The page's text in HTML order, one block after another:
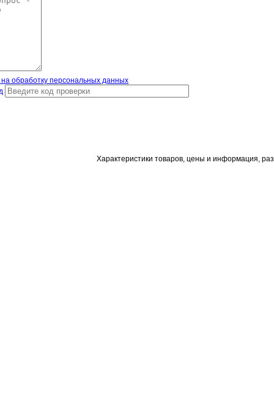
на обработку персональных данных
Характеристики товаров, цены и информация,